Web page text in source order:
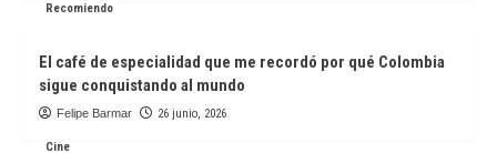
Recomiendo
El café de especialidad que me recordó por qué Colombia
sigue conquistando al mundo
Felipe Barmar 26 junio, 2026
Cine